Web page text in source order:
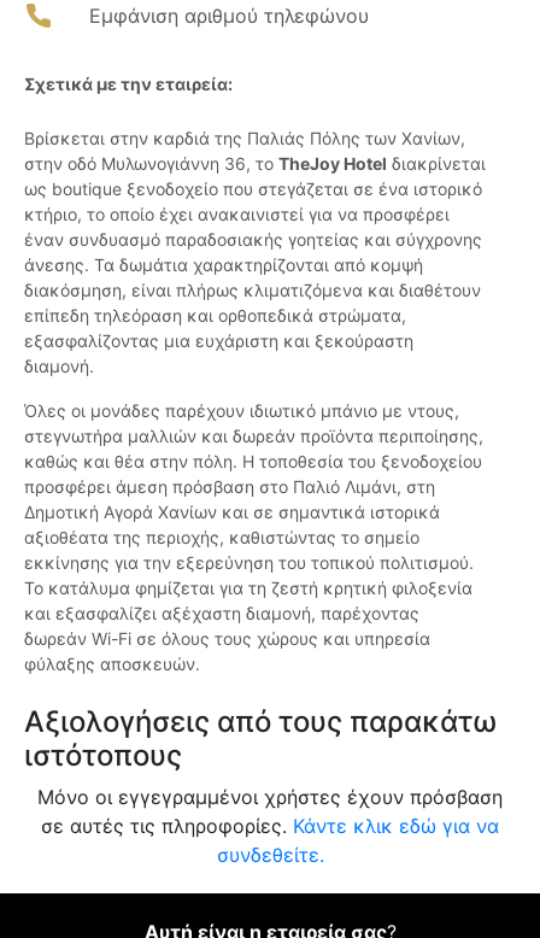
Εμφάνιση αριθμού τηλεφώνου
Σχετικά με την εταιρεία:
Βρίσκεται στην καρδιά της Παλιάς Πόλης των Χανίων,
στην οδό Μυλωνογιάννη 36, το TheJoy Hotel διακρίνεται
ως boutique ξενοδοχείο που στεγάζεται σε ένα ιστορικό
κτήριο, το οποίο έχει ανακαινιστεί για να προσφέρει
έναν συνδυασμό παραδοσιακής γοητείας και σύγχρονης
άνεσης. Τα δωμάτια χαρακτηρίζονται από κομψή
διακόσμηση, είναι πλήρως κλιματιζόμενα και διαθέτουν
επίπεδη τηλεόραση και ορθοπεδικά στρώματα,
εξασφαλίζοντας μια ευχάριστη και ξεκούραστη
διαμονή.
Όλες οι μονάδες παρέχουν ιδιωτικό μπάνιο με ντους,
στεγνωτήρα μαλλιών και δωρεάν προϊόντα περιποίησης,
καθώς και θέα στην πόλη. Η τοποθεσία του ξενοδοχείου
προσφέρει άμεση πρόσβαση στο Παλιό Λιμάνι, στη
Δημοτική Αγορά Χανίων και σε σημαντικά ιστορικά
αξιοθέατα της περιοχής, καθιστώντας το σημείο
εκκίνησης για την εξερεύνηση του τοπικού πολιτισμού.
Το κατάλυμα φημίζεται για τη ζεστή κρητική φιλοξενία
και εξασφαλίζει αξέχαστη διαμονή, παρέχοντας
δωρεάν Wi-Fi σε όλους τους χώρους και υπηρεσία
φύλαξης αποσκευών.
Αξιολογήσεις από τους παρακάτω
ιστότοπους
Μόνο οι εγγεγραμμένοι χρήστες έχουν πρόσβαση
σε αυτές τις πληροφορίες. Κάντε κλικ εδώ για να
συνδεθείτε.
Αυτή είναι η εταιρεία σας?